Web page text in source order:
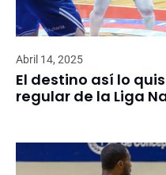
Abril 14, 2025
El destino así lo
regular de la Liga